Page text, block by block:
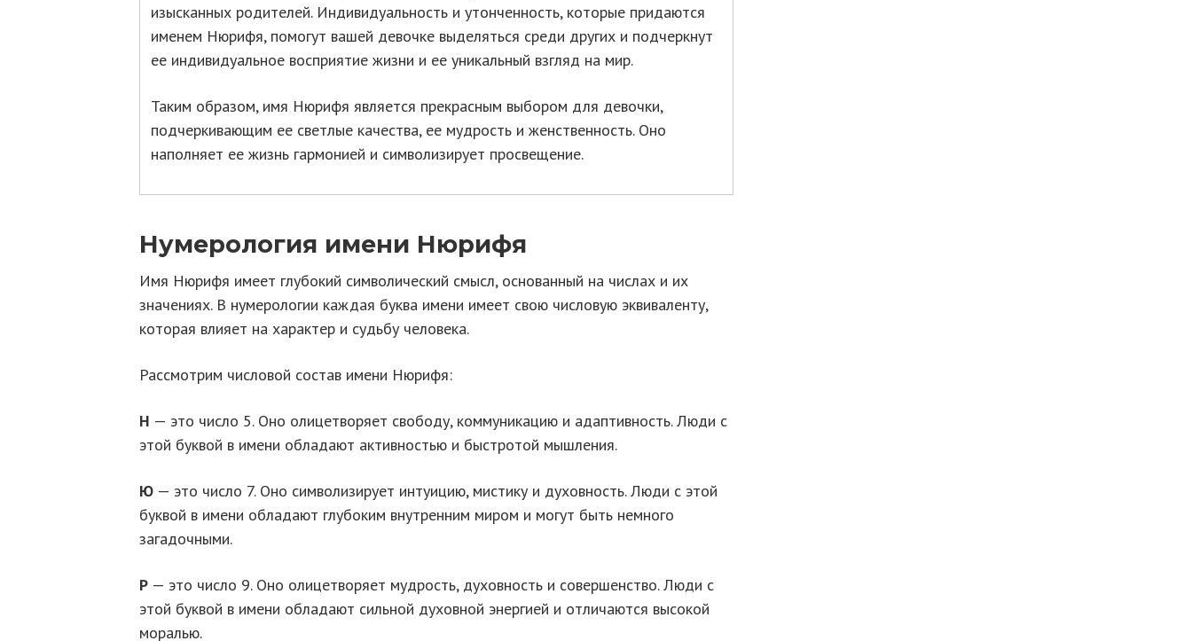
изысканных родителей. Индивидуальность и утонченность, которые придаются
именем Нюрифя, помогут вашей девочке выделяться среди других и подчеркнут
ее индивидуальное восприятие жизни и ее уникальный взгляд на мир.
Таким образом, имя Нюрифя является прекрасным выбором для девочки,
подчеркивающим ее светлые качества, ее мудрость и женственность. Оно
наполняет ее жизнь гармонией и символизирует просвещение.
Нумерология имени Нюрифя
Имя Нюрифя имеет глубокий символический смысл, основанный на числах и их
значениях. В нумерологии каждая буква имени имеет свою числовую эквиваленту,
которая влияет на характер и судьбу человека.
Рассмотрим числовой состав имени Нюрифя:
Н — это число 5. Оно олицетворяет свободу, коммуникацию и адаптивность. Люди с
этой буквой в имени обладают активностью и быстротой мышления.
Ю — это число 7. Оно символизирует интуицию, мистику и духовность. Люди с этой
буквой в имени обладают глубоким внутренним миром и могут быть немного
загадочными.
Р — это число 9. Оно олицетворяет мудрость, духовность и совершенство. Люди с
этой буквой в имени обладают сильной духовной энергией и отличаются высокой
моралью.